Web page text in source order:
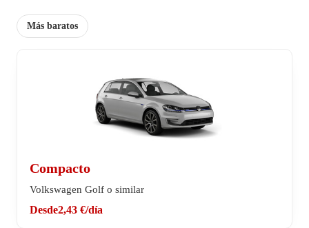
Más baratos
Compacto
Volkswagen Golf o similar
Desde2,43 €/día